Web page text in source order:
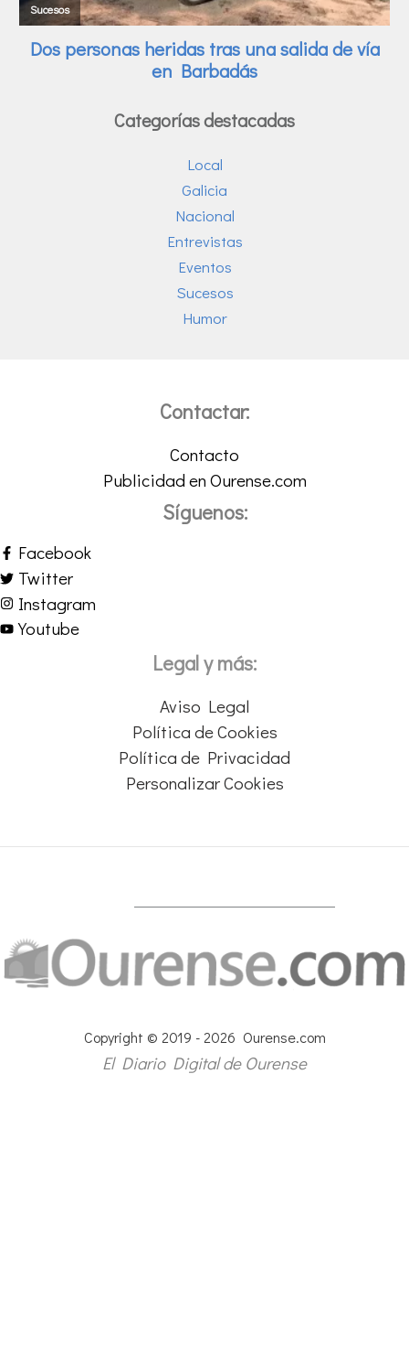
Categorías destacadas
Local
Galicia
Nacional
Entrevistas
Eventos
Sucesos
Humor
Contactar:
Contacto
Publicidad en Ourense.com
Síguenos:
Facebook
Twitter
Instagram
Youtube
Legal y más:
Aviso Legal
Política de Cookies
Política de Privacidad
Personalizar Cookies
Copyright © 2019 - 2026 Ourense.com
El Diario Digital de Ourense